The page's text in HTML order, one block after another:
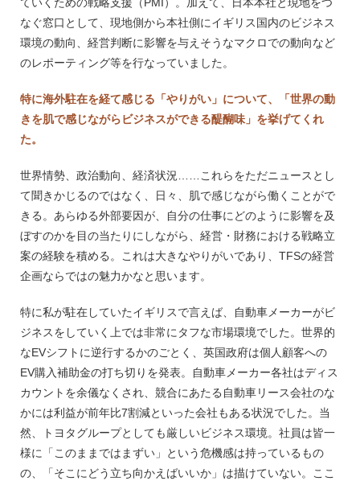
なぐ窓口として、現地側から本社側にイギリス国内のビジネス
環境の動向、経営判断に影響を与えそうなマクロでの動向など
のレポーティング等を行なっていました。
特に海外駐在を経て感じる「やりがい」について、「世界の動
きを肌で感じながらビジネスができる醍醐味」を挙げてくれ
た。
世界情勢、政治動向、経済状況……これらをただニュースとし
て聞きかじるのではなく、日々、肌で感じながら働くことがで
きる。あらゆる外部要因が、自分の仕事にどのように影響を及
ぼすのかを目の当たりにしながら、経営・財務における戦略立
案の経験を積める。これは大きなやりがいであり、TFSの経営
企画ならではの魅力かなと思います。
特に私が駐在していたイギリスで言えば、自動車メーカーがビ
ジネスをしていく上では非常にタフな市場環境でした。世界的
なEVシフトに逆行するかのごとく、英国政府は個人顧客への
EV購入補助金の打ち切りを発表。自動車メーカー各社はディス
カウントを余儀なくされ、競合にあたる自動車リース会社のな
かには利益が前年比7割減といった会社もある状況でした。当
然、トヨタグループとしても厳しいビジネス環境。社員は皆一
様に「このままではまずい」という危機感は持っているもの
の、「そこにどう立ち向かえばいいか」は描けていない。ここ